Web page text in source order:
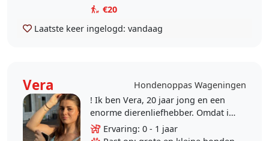
€20
Laatste keer ingelogd: vandaag
Vera
Hondenoppas Wageningen
! Ik ben Vera, 20 jaar jong en een
enorme dierenliefhebber. Omdat ik
momenteel bewust kies voor een
rustiger tempo en activiteiten die
Ervaring: 0 - 1 jaar